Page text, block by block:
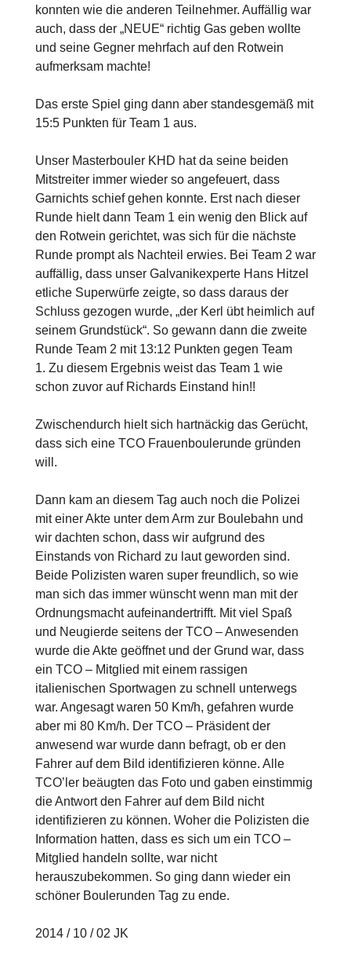
konnten wie die anderen Teilnehmer. Auffällig war
auch, dass der „NEUE“ richtig Gas geben wollte
und seine Gegner mehrfach auf den Rotwein
aufmerksam machte!
Das erste Spiel ging dann aber standesgemäß mit
15:5 Punkten für Team 1 aus.
Unser Masterbouler KHD hat da seine beiden
Mitstreiter immer wieder so angefeuert, dass
Garnichts schief gehen konnte. Erst nach dieser
Runde hielt dann Team 1 ein wenig den Blick auf
den Rotwein gerichtet, was sich für die nächste
Runde prompt als Nachteil erwies. Bei Team 2 war
auffällig, dass unser Galvanikexperte Hans Hitzel
etliche Superwürfe zeigte, so dass daraus der
Schluss gezogen wurde, „der Kerl übt heimlich auf
seinem Grundstück“. So gewann dann die zweite
Runde Team 2 mit 13:12 Punkten gegen Team
1. Zu diesem Ergebnis weist das Team 1 wie
schon zuvor auf Richards Einstand hin!!
Zwischendurch hielt sich hartnäckig das Gerücht,
dass sich eine TCO Frauenboulerunde gründen
will.
Dann kam an diesem Tag auch noch die Polizei
mit einer Akte unter dem Arm zur Boulebahn und
wir dachten schon, dass wir aufgrund des
Einstands von Richard zu laut geworden sind.
Beide Polizisten waren super freundlich, so wie
man sich das immer wünscht wenn man mit der
Ordnungsmacht aufeinandertrifft. Mit viel Spaß
und Neugierde seitens der TCO – Anwesenden
wurde die Akte geöffnet und der Grund war, dass
ein TCO – Mitglied mit einem rassigen
italienischen Sportwagen zu schnell unterwegs
war. Angesagt waren 50 Km/h, gefahren wurde
aber mi 80 Km/h. Der TCO – Präsident der
anwesend war wurde dann befragt, ob er den
Fahrer auf dem Bild identifizieren könne. Alle
TCO’ler beäugten das Foto und gaben einstimmig
die Antwort den Fahrer auf dem Bild nicht
identifizieren zu können. Woher die Polizisten die
Information hatten, dass es sich um ein TCO –
Mitglied handeln sollte, war nicht
herauszubekommen. So ging dann wieder ein
schöner Boulerunden Tag zu ende.
2014 / 10 / 02 JK